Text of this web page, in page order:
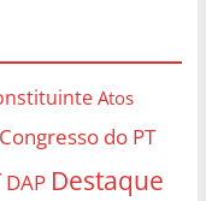
Atos
Congresso do PT
DAP Destaque